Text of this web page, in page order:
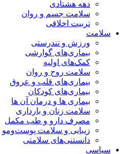
دهه هشتادی
سلامت جسم و روان
تربیت اخلاقی
سلامت
ورزش و تندرستی
بیماری‌های گوارشی
کمک‌های اولیه
سلامت روح و روان
بیماری‌های قلب و عروق
بیماری‌های کودکان
بیماری ها و درمان آن ها
سلامت زنان و بارداری
مصرف دارو و طب مکمل
زیبایی و سلامت پوست‌ومو
دانستنی‌های سلامتی
سیاسی